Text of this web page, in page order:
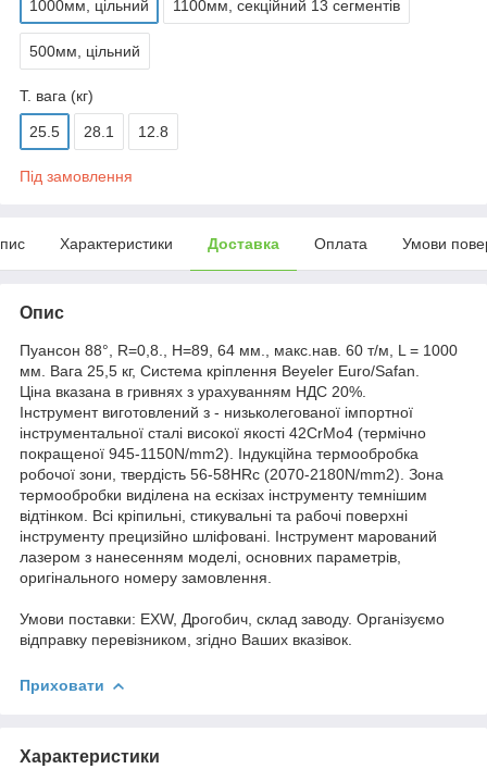
1000мм, цільний 1100мм, секційний 13 сегментів
500мм, цільний
Т. вага (кг)
25.5 28.1 12.8
Під замовлення
Характеристики Доставка Оплата Умови
Опис
Пуансон 88°, R=0,8., H=89, 64 мм., макс.нав. 60 т/м, L = 1000
мм. Вага 25,5 кг, Система кріплення Beyeler Euro/Safan.
Ціна вказана в гривнях з урахуванням НДС 20%.
Інструмент виготовлений з - низьколегованої імпортної
інструментальної сталі високої якості 42CrMo4 (термічно
покращеної 945-1150N/mm2). Індукційна термообробка
робочої зони, твердість 56-58HRc (2070-2180N/mm2). Зона
термообробки виділена на ескізах інструменту темнішим
відтінком. Всі кріпильні, стикувальні та рабочі поверхні
інструменту прецизійно шліфовані. Інструмент марований
лазером з нанесенням моделі, основних параметрів,
оригінального номеру замовлення.
Умови поставки: EXW, Дрогобич, склад заводу. Організуємо
відправку перевізником, згідно Ваших вказівок.
Приховати
Характеристики